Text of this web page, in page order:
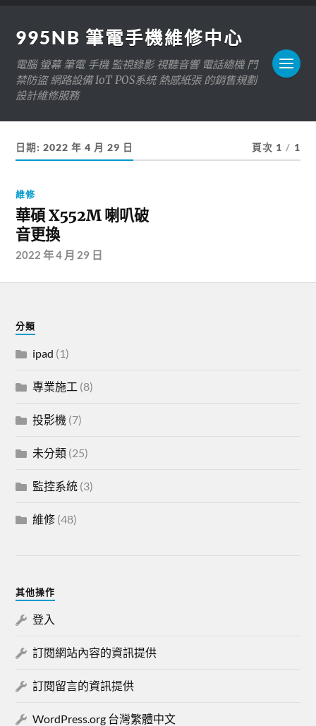
995NB 筆電手機維修中心
電腦 螢幕 筆電 手機 監視錄影 視聽音響 電話總機 門
禁防盜 網路設備 IoT POS系統 熱感紙張 的銷售規劃
設計維修服務
日期:2022 年 4 月 29 日 頁次 1 / 1
維修
華碩 X552M 喇叭破
音更換
2022 年 4 月 29 日
分類
ipad (1)
專業施工 (8)
投影機 (7)
未分類 (25)
監控系統 (3)
維修 (48)
其他操作
登入
訂閱網站內容的資訊提供
訂閱留言的資訊提供
WordPress.org 台灣繁體中文